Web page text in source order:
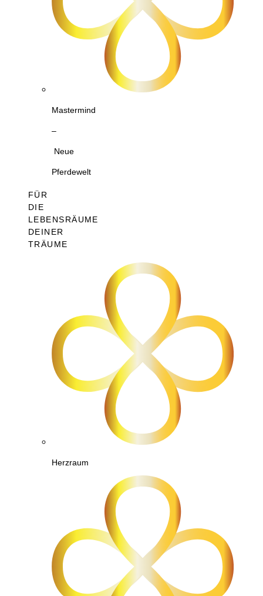
Mastermind
–
Neue
Pferdewelt
FÜR
DIE
LEBENSRÄUME
DEINER
TRÄUME
Herzraum